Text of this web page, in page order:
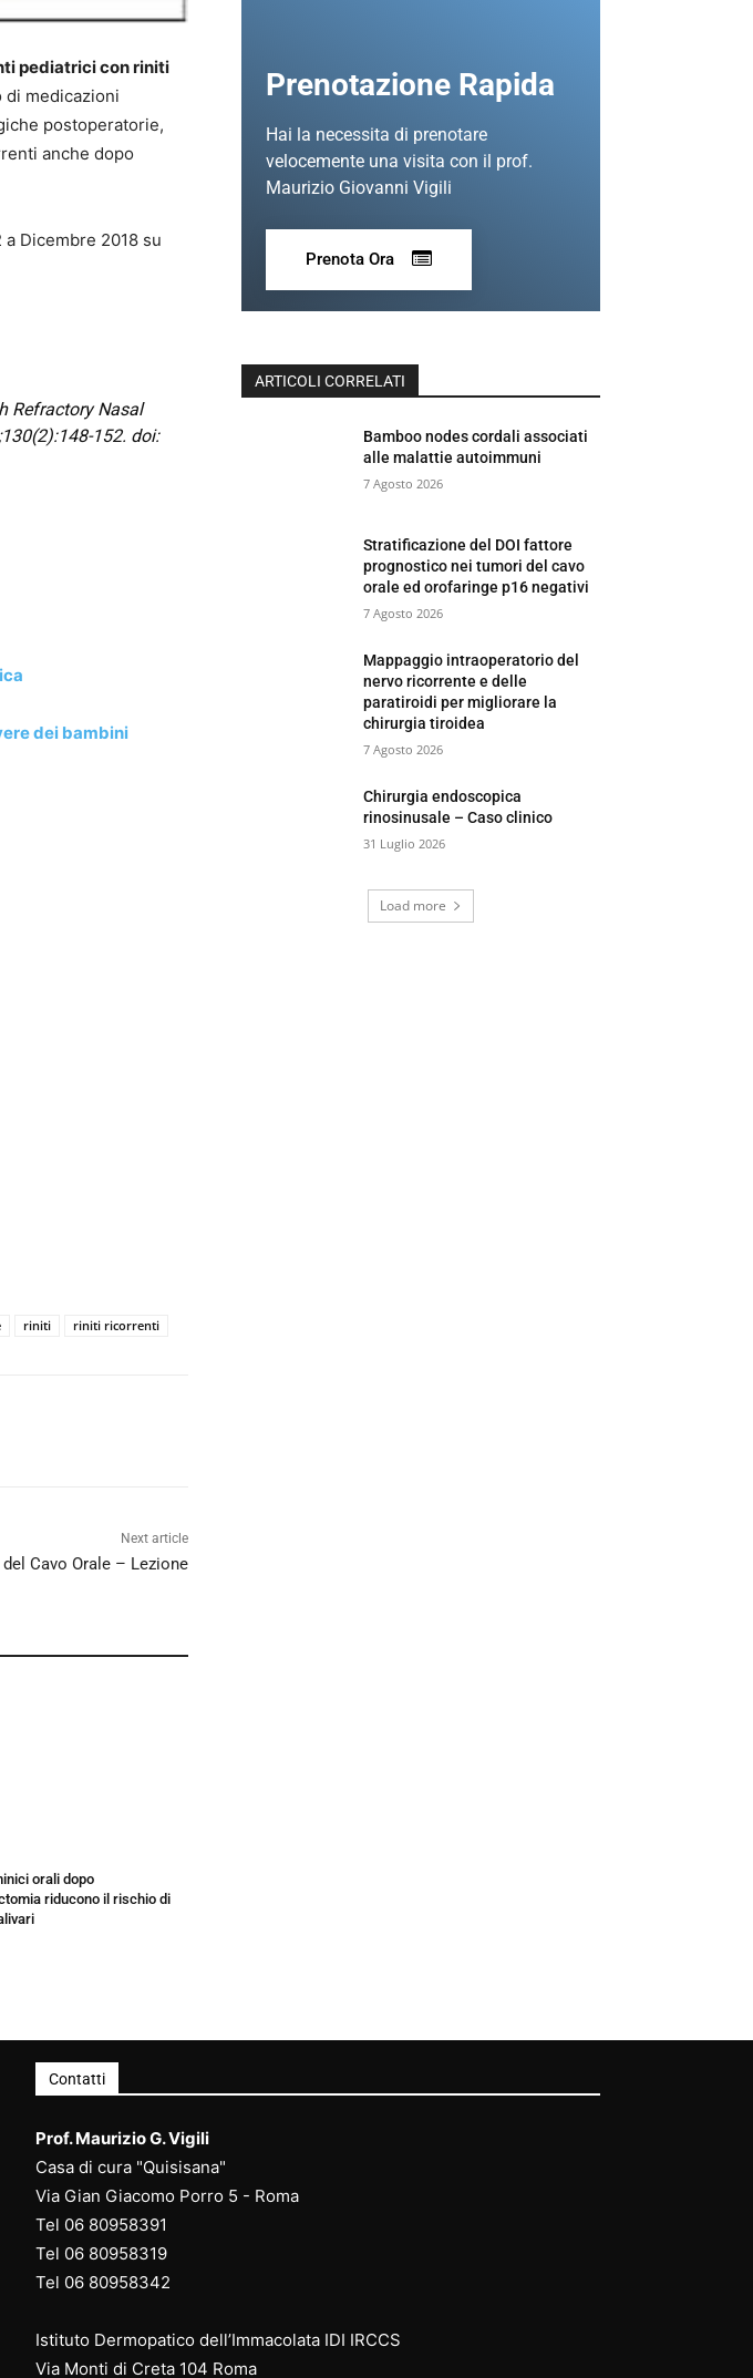
pediatrici con riniti
di medicazioni
postoperatorie,
anche dopo
Dicembre 2018 su
Refractory Nasal
152. doi:
dei bambini
riniti riniti ricorrenti
Next article
Cavo Orale – Lezione
orali dopo
riducono il rischio di
Prenotazione Rapida
Hai la necessita di prenotare
velocemente una visita con il prof.
Maurizio Giovanni Vigili
Prenota Ora
ARTICOLI CORRELATI
Bamboo nodes cordali associati
alle malattie autoimmuni
7 Agosto 2026
Stratificazione del DOI fattore
prognostico nei tumori del cavo
orale ed orofaringe p16 negativi
7 Agosto 2026
Mappaggio intraoperatorio del
nervo ricorrente e delle
paratiroidi per migliorare la
chirurgia tiroidea
7 Agosto 2026
Chirurgia endoscopica
rinosinusale – Caso clinico
31 Luglio 2026
Load more
Contatti
Prof. Maurizio G. Vigili
Casa di cura "Quisisana"
Via Gian Giacomo Porro 5 - Roma
Tel 06 80958391
Tel 06 80958319
Tel 06 80958342
Istituto Dermopatico dell’Immacolata IDI IRCCS
Via Monti di Creta 104 Roma